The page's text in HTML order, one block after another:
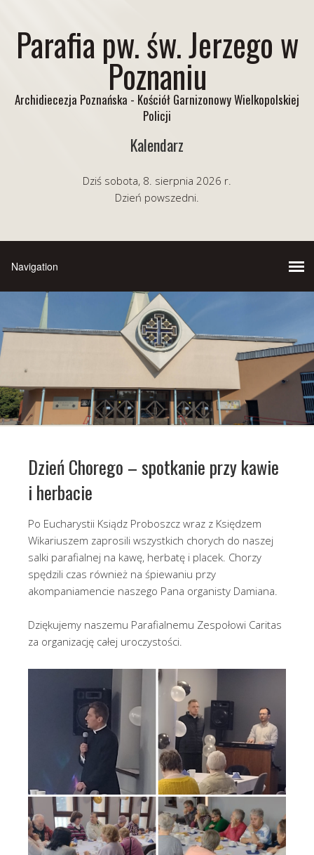
Parafia pw. św. Jerzego w
Poznaniu
Archidiecezja Poznańska - Kościół Garnizonowy Wielkopolskiej
Policji
Kalendarz
Dziś sobota, 8. sierpnia 2026 r.
Dzień powszedni.
Dzień Chorego – spotkanie przy kawie
i herbacie
Po Eucharystii Ksiądz Proboszcz wraz z Księdzem
Wikariuszem zaprosili wszystkich chorych do naszej
salki parafialnej na kawę, herbatę i placek. Chorzy
spędzili czas również na śpiewaniu przy
akompaniamencie naszego Pana organisty Damiana.
Dziękujemy naszemu Parafialnemu Zespołowi Caritas
za organizację całej uroczystości.